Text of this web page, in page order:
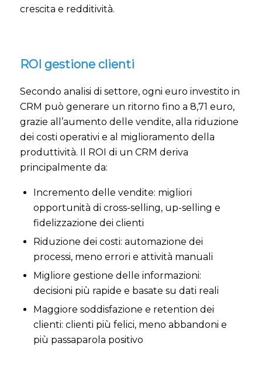
crescita e redditività.
ROI gestione clienti
Secondo analisi di settore, ogni euro investito in
CRM può generare un ritorno fino a 8,71 euro,
grazie all’aumento delle vendite, alla riduzione
dei costi operativi e al miglioramento della
produttività. Il ROI di un CRM deriva
principalmente da:
Incremento delle vendite: migliori
opportunità di cross-selling, up-selling e
fidelizzazione dei clienti
Riduzione dei costi: automazione dei
processi, meno errori e attività manuali
Migliore gestione delle informazioni:
decisioni più rapide e basate su dati reali
Maggiore soddisfazione e retention dei
clienti: clienti più felici, meno abbandoni e
più passaparola positivo